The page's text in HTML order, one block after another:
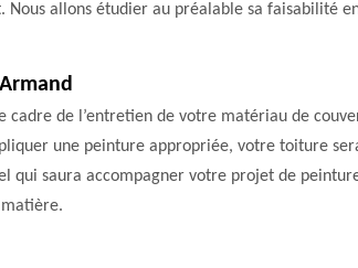
allons étudier au préalable sa faisabilité
de l’entretien de votre matériau de
une peinture appropriée, votre toiture
saura accompagner votre projet de